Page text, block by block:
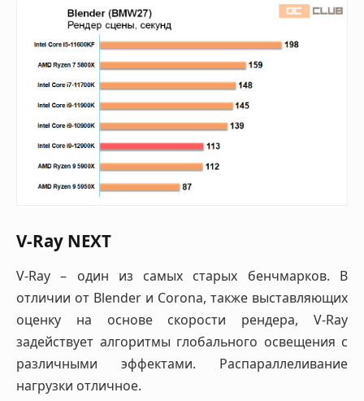
V-Ray NEXT
V-Ray – один из самых старых бенчмарков. В
отличии от Blender и Corona, также выставляющих
оценку на основе скорости рендера, V-Ray
задействует алгоритмы глобального освещения с
различными эффектами. Распараллеливание
нагрузки отличное.